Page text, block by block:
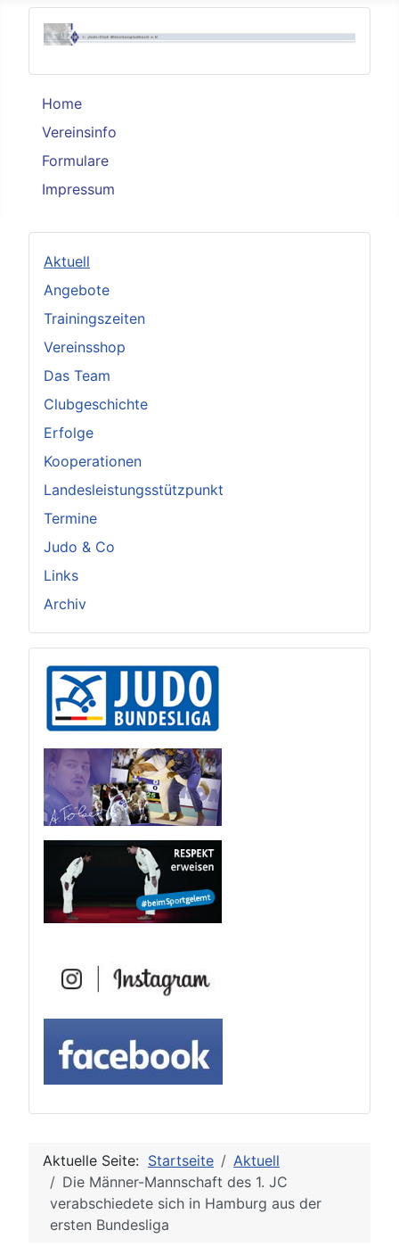
Home
Vereinsinfo
Formulare
Impressum
Aktuell
Angebote
Trainingszeiten
Vereinsshop
Das Team
Clubgeschichte
Erfolge
Kooperationen
Landesleistungsstützpunkt
Termine
Judo & Co
Links
Archiv
Aktuelle Seite: Startseite
Aktuell
Die Männer-Mannschaft des 1. JC
verabschiedete sich in Hamburg aus der
ersten Bundesliga